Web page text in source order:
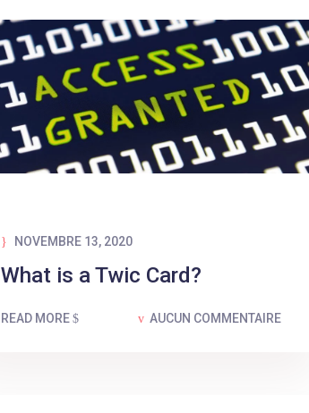
NOVEMBRE 13, 2020
What is a Twic Card?
READ MORE AUCUN COMMENTAIRE